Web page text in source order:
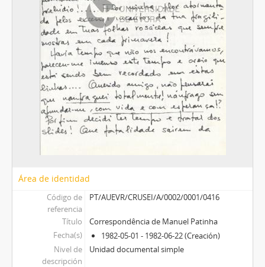
Área de identidad
Código de
referencia
PT/AUEVR/CRUSEI/A/0002/0001/0416
Título
Correspondência de Manuel Patinha
Fecha(s)
1982-05-01 - 1982-06-22 (Creación)
Nivel de
descripción
Unidad documental simple